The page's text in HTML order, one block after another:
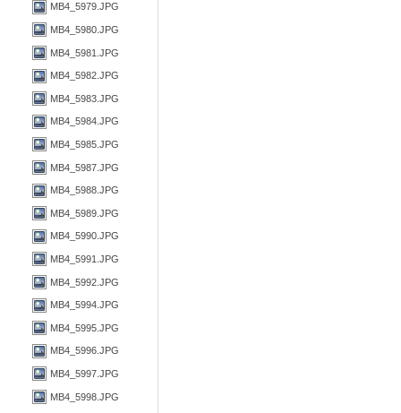
MB4_5979.JPG
MB4_5980.JPG
MB4_5981.JPG
MB4_5982.JPG
MB4_5983.JPG
MB4_5984.JPG
MB4_5985.JPG
MB4_5987.JPG
MB4_5988.JPG
MB4_5989.JPG
MB4_5990.JPG
MB4_5991.JPG
MB4_5992.JPG
MB4_5994.JPG
MB4_5995.JPG
MB4_5996.JPG
MB4_5997.JPG
MB4_5998.JPG